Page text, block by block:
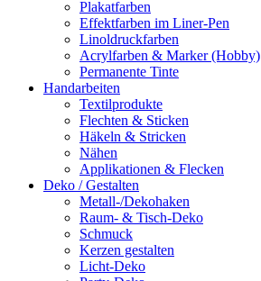
Plakatfarben
Effektfarben im Liner-Pen
Linoldruckfarben
Acrylfarben & Marker (Hobby)
Permanente Tinte
Handarbeiten
Textilprodukte
Flechten & Sticken
Häkeln & Stricken
Nähen
Applikationen & Flecken
Deko / Gestalten
Metall-/Dekohaken
Raum- & Tisch-Deko
Schmuck
Kerzen gestalten
Licht-Deko